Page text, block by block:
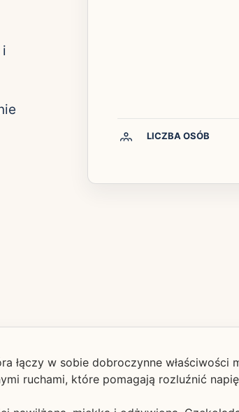
LICZBA OSÓB
łączy w sobie dobroczynne właściwości
ruchami, które pomagają rozluźnić